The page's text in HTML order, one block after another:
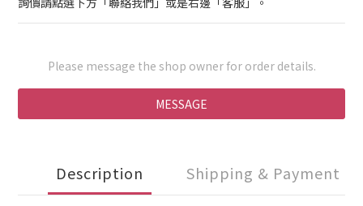
Please message the shop owner for order details.
MESSAGE
Description Shipping & Payment